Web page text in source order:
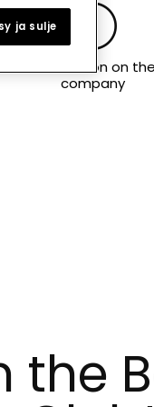
Information on the
company
the
ja sulje